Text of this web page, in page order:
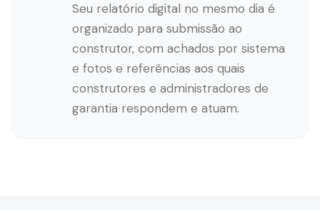
Seu relatório digital no mesmo dia é
organizado para submissão ao
construtor, com achados por sistema
e fotos e referências aos quais
construtores e administradores de
garantia respondem e atuam.